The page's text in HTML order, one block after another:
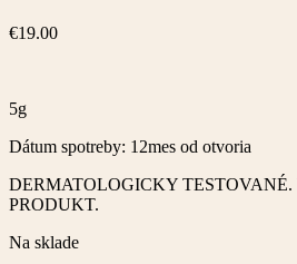
€19.00
5g
Dátum spotreby: 12mes od otvoria
DERMATOLOGICKY
PRODUKT.
Na sklade